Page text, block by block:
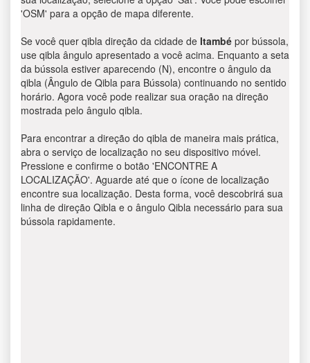
'OSM' para a opção de mapa diferente.
Se você quer qibla direção da cidade de Itambé por bússola,
use qibla ângulo apresentado a você acima. Enquanto a seta
da bússola estiver aparecendo (N), encontre o ângulo da
qibla (Ângulo de Qibla para Bússola) continuando no sentido
horário. Agora você pode realizar sua oração na direção
mostrada pelo ângulo qibla.
Para encontrar a direção do qibla de maneira mais prática,
abra o serviço de localização no seu dispositivo móvel.
Pressione e confirme o botão 'ENCONTRE A
LOCALIZAÇÃO'. Aguarde até que o ícone de localização
encontre sua localização. Desta forma, você descobrirá sua
linha de direção Qibla e o ângulo Qibla necessário para sua
bússola rapidamente.